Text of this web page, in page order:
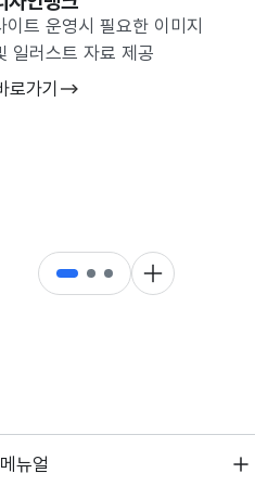
이트 운영시 필요한 이미지
일러스트 자료 제공
로가기
더 보기
뉴얼